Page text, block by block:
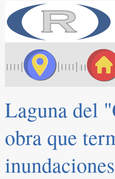
Laguna del
obra que